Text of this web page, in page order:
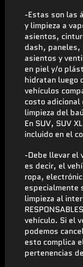
-Estas son las
y limpieza a
asientos,
dash,
asientos y
en piel y/o
hidratan luego
vehículos
costo
limpieza del
En SUV, SUV
incluido en el
-Debe llevar el
es decir, el
ropa,
especialmente
limpieza al
vehículo. Si el
podemos
esto complica
pertenencias